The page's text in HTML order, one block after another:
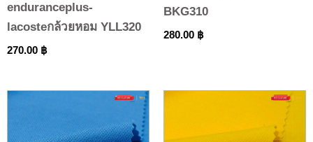
enduranceplus-
lacosteกล้วยหอม YLL320
270.00 ฿
BKG310
280.00 ฿